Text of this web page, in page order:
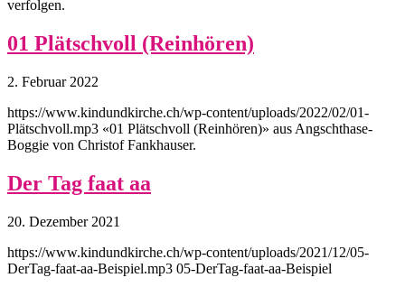
verfolgen.
01 Plätschvoll (Reinhören)
2. Februar 2022
https://www.kindundkirche.ch/wp-content/uploads/2022/02/01-
Plätschvoll.mp3 «01 Plätschvoll (Reinhören)» aus Angschthase-
Boggie von Christof Fankhauser.
Der Tag faat aa
20. Dezember 2021
https://www.kindundkirche.ch/wp-content/uploads/2021/12/05-
DerTag-faat-aa-Beispiel.mp3 05-DerTag-faat-aa-Beispiel